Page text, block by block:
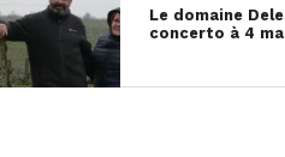
Le domaine
concerto à 4